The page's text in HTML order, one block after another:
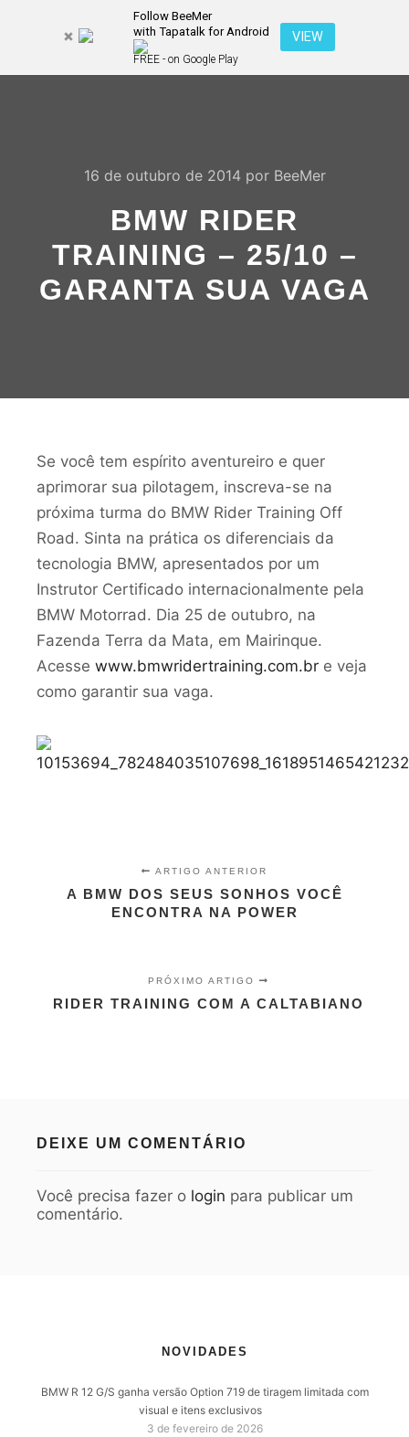
Follow BeeMer
with Tapatalk for Android
FREE - on Google Play
VIEW
16 de outubro de 2014por BeeMer
BMW RIDER
TRAINING – 25/10 –
GARANTA SUA VAGA
Se você tem espírito aventureiro e quer
aprimorar sua pilotagem, inscreva-se na
próxima turma do BMW Rider Training Off
Road. Sinta na prática os diferenciais da
tecnologia BMW, apresentados por um
Instrutor Certificado internacionalmente pela
BMW Motorrad. Dia 25 de outubro, na
Fazenda Terra da Mata, em Mairinque.
Acesse www.bmwridertraining.com.br e veja
como garantir sua vaga.
ARTIGO ANTERIOR
A BMW DOS SEUS SONHOS VOCÊ
ENCONTRA NA POWER
PRÓXIMO ARTIGO
RIDER TRAINING COM A CALTABIANO
DEIXE UM COMENTÁRIO
Você precisa fazer o login para publicar um
comentário.
NOVIDADES
BMW R 12 G/S ganha versão Option 719 de tiragem limitada com
visual e itens exclusivos
3 de fevereiro de 2026